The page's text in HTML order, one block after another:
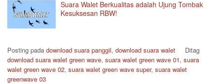
Suara Walet Berkualitas adalah Ujung Tombak
Kesuksesan RBW!
Posting pada download suara panggil, download suara walet
Ditag
download suara walet green wave, suara walet green wave 01, suara
walet green wave 02, suara walet green wave super, suara walet
greenwave 03